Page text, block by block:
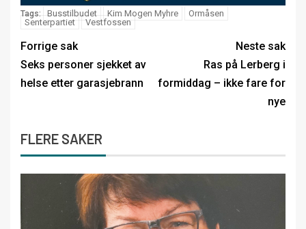
Tags: Busstilbudet Kim Mogen Myhre
Ormåsen
Senterpartiet
Vestfossen
Forrige sak
Seks personer sjekket av
helse etter garasjebrann
Neste sak
Ras på Lerberg i
formiddag – ikke fare for
nye
FLERE SAKER